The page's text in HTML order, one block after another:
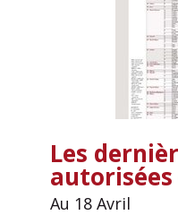
Les
autorisées
Au 18 Avril